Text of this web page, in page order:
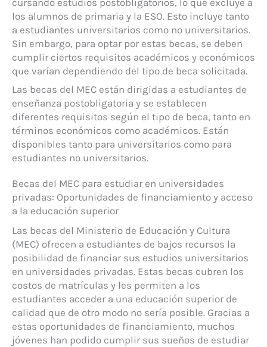
los alumnos de primaria y la ESO. Esto incluye tanto
a estudiantes universitarios como no universitarios.
Sin embargo, para optar por estas becas, se deben
cumplir ciertos requisitos académicos y económicos
que varían dependiendo del tipo de beca solicitada.
Las becas del MEC están dirigidas a estudiantes de
enseñanza postobligatoria y se establecen
diferentes requisitos según el tipo de beca, tanto en
términos económicos como académicos. Están
disponibles tanto para universitarios como para
estudiantes no universitarios.
Becas del MEC para estudiar en universidades
privadas: Oportunidades de financiamiento y acceso
a la educación superior
Las becas del Ministerio de Educación y Cultura
(MEC) ofrecen a estudiantes de bajos recursos la
posibilidad de financiar sus estudios universitarios
en universidades privadas. Estas becas cubren los
costos de matrículas y les permiten a los
estudiantes acceder a una educación superior de
calidad que de otro modo no sería posible. Gracias a
estas oportunidades de financiamiento, muchos
jóvenes han podido cumplir sus sueños de estudiar